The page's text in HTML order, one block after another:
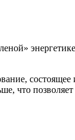
что